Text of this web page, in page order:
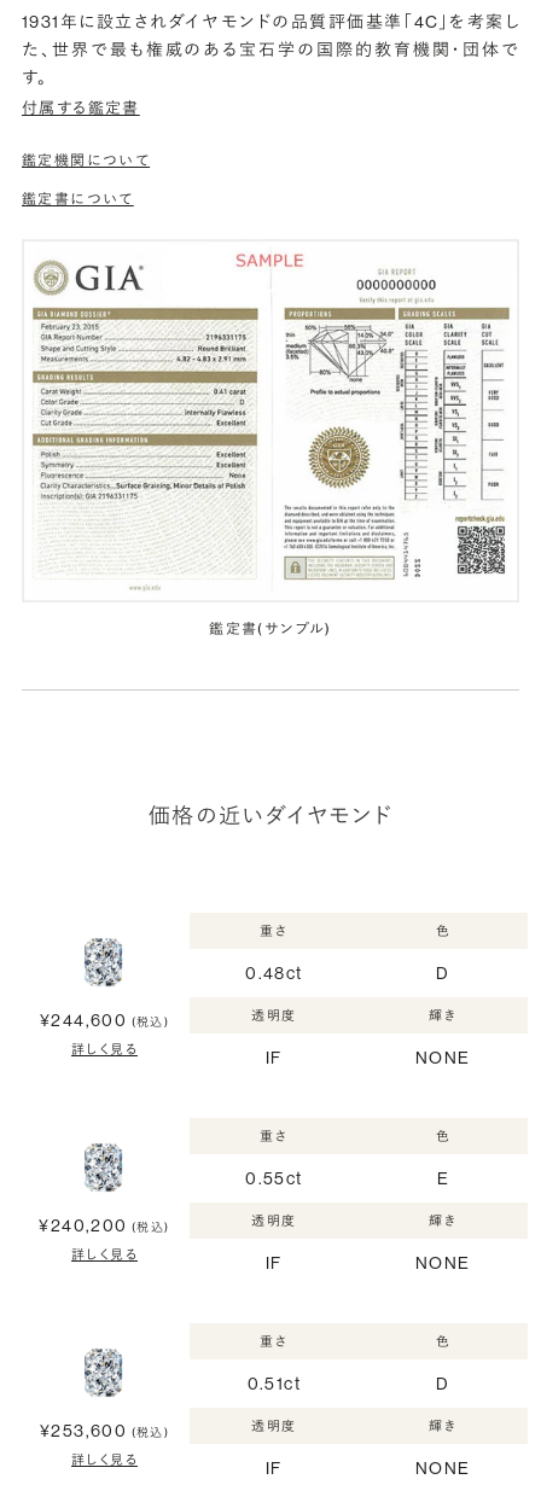
1931年に設立されダイヤモンドの品質評価基準「4C」を考案し
た、世界で最も権威のある宝石学の国際的教育機関・団体で
す。
付属する鑑定書
鑑定機関について
鑑定書について
鑑定書(サンプル)
価格の近いダイヤモンド
¥244,600 (税込)
詳しく見る
重さ
0.48ct
色
D
透明度
IF
輝き
NONE
¥240,200 (税込)
詳しく見る
重さ
0.55ct
色
E
透明度
IF
輝き
NONE
¥253,600 (税込)
詳しく見る
重さ
0.51ct
色
D
透明度
IF
輝き
NONE